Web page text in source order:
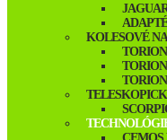
KOLESOVÉ
TORION
TORION
TORION